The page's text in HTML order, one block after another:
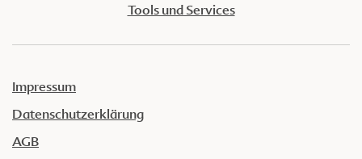
Tools und Services
Impressum
Datenschutzerklärung
AGB